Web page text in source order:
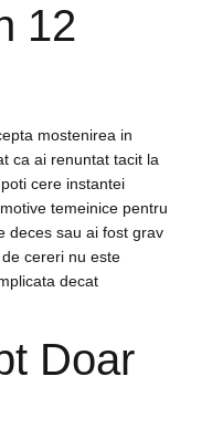
12
mostenirea in
ca ai renuntat tacit la
cere instantei
temeinice pentru
deces sau ai fost grav
cereri nu este
decat
Doar